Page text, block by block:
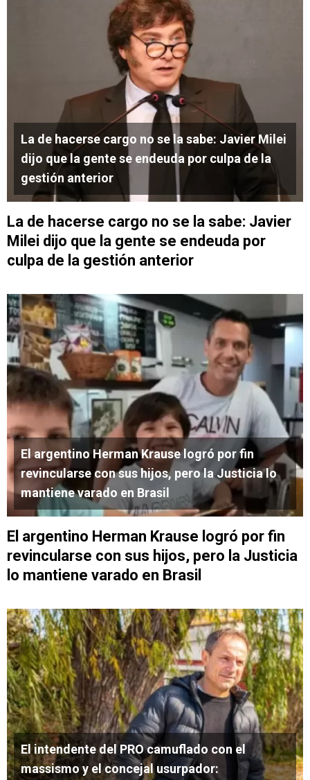
La de hacerse cargo no se la sabe: Javier Milei
dijo que la gente se endeuda por culpa de la
gestión anterior
La de hacerse cargo no se la sabe: Javier
Milei dijo que la gente se endeuda por
culpa de la gestión anterior
El argentino Herman Krause logró por fin
revincularse con sus hijos, pero la Justicia lo
mantiene varado en Brasil
El argentino Herman Krause logró por fin
revincularse con sus hijos, pero la Justicia
lo mantiene varado en Brasil
El intendente del PRO camuflado con el
massismo y el concejal usurpador: